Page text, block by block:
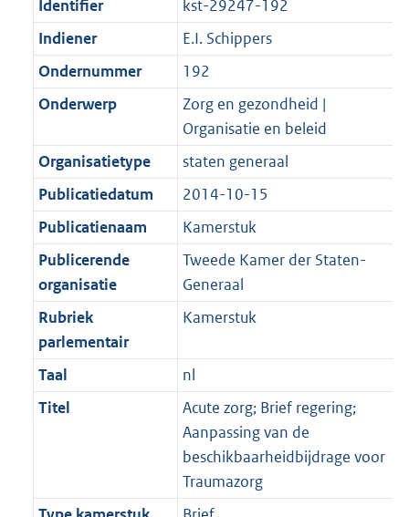
Identifier
kst-29247-192
Indiener
E.I. Schippers
Ondernummer
192
Onderwerp
Zorg en gezondheid |
Organisatie en beleid
Organisatietype
staten generaal
Publicatiedatum
2014-10-15
Publicatienaam
Kamerstuk
Publicerende
organisatie
Tweede Kamer der Staten-
Generaal
Rubriek
parlementair
Kamerstuk
Taal
nl
Titel
Acute zorg; Brief regering;
Aanpassing van de
beschikbaarheidbijdrage voor
Traumazorg